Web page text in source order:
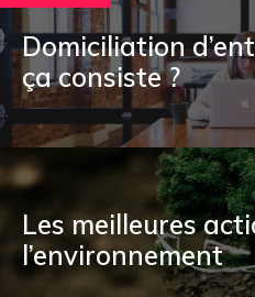
Domiciliation
ça consiste ?
Les meilleures
l’environnement